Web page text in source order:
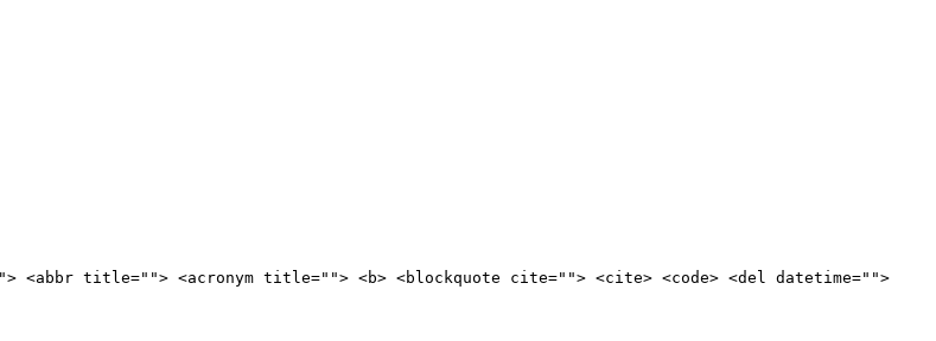
<abbr title=""> <acronym title=""> <b> <blockquote cite=""> <cite> <code> <del datetime="">